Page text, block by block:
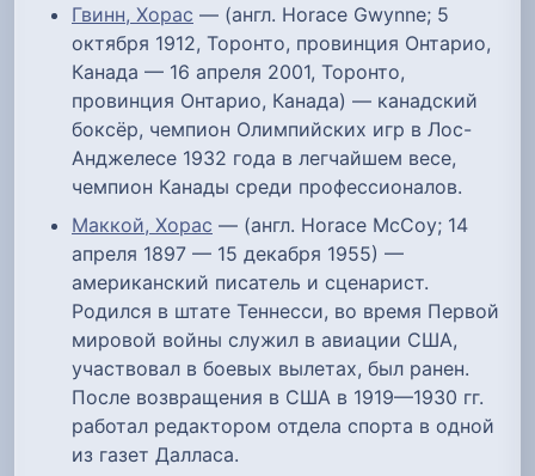
Гвинн, Хорас — (англ. Horace Gwynne; 5
октября 1912, Торонто, провинция Онтарио,
Канада — 16 апреля 2001, Торонто,
провинция Онтарио, Канада) — канадский
боксёр, чемпион Олимпийских игр в Лос-
Анджелесе 1932 года в легчайшем весе,
чемпион Канады среди профессионалов.
Маккой, Хорас — (англ. Horace McCoy; 14
апреля 1897 — 15 декабря 1955) —
американский писатель и сценарист.
Родился в штате Теннесси, во время Первой
мировой войны служил в авиации США,
участвовал в боевых вылетах, был ранен.
После возвращения в США в 1919—1930 гг.
работал редактором отдела спорта в одной
из газет Далласа.